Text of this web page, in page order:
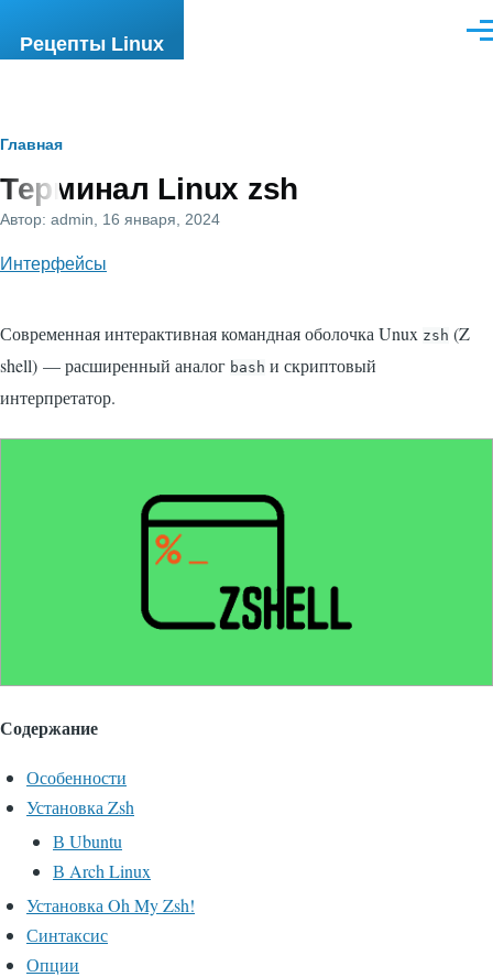
Рецепты Linux
Строка
навигации
Главная
Терминал Linux zsh
Автор: admin , 16 января, 2024
Интерфейсы
Современная интерактивная командная оболочка Unux zsh (Z
shell) — расширенный аналог bash и скриптовый
интерпретатор.
Содержание
Особенности
Установка Zsh
В Ubuntu
В Arch Linux
Установка Oh My Zsh!
Синтаксис
Опции